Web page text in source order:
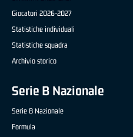
Giocatori 2026-2027
Statistiche individuali
Statistiche squadra
Archivio storico
Serie B Nazionale
Serie B Nazionale
Formula